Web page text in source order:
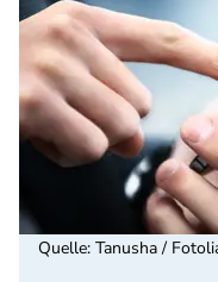
Quelle: Tanusha /